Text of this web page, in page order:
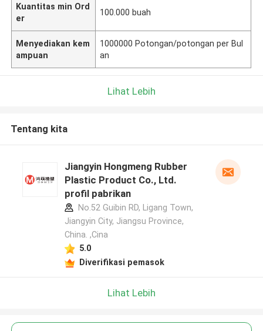
Kuantitas min Ord
er
100.000 buah
Menyediakan kem
ampuan
1000000 Potongan/potongan per Bul
an
Lihat Lebih
Tentang kita
Jiangyin Hongmeng Rubber
Plastic Product Co., Ltd.
profil pabrikan
No.52 Guibin RD, Ligang Town,
Jiangyin City, Jiangsu Province,
China. ,Cina
5.0
Diverifikasi pemasok
Lihat Lebih